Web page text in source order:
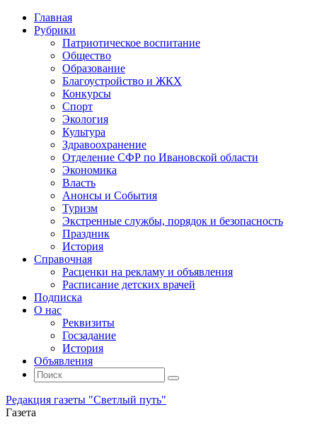
Главная
Рубрики
Патриотическое воспитание
Общество
Образование
Благоустройство и ЖКХ
Конкурсы
Спорт
Экология
Культура
Здравоохранение
Отделение СФР по Ивановской области
Экономика
Власть
Анонсы и События
Туризм
Экстренные службы, порядок и безопасность
Праздник
История
Справочная
Расценки на рекламу и объявления
Расписание детских врачей
Подписка
О нас
Реквизиты
Госзадание
История
Объявления
Поиск
Искать:
Поиск
Редакция газеты "Светлый путь"
Газета